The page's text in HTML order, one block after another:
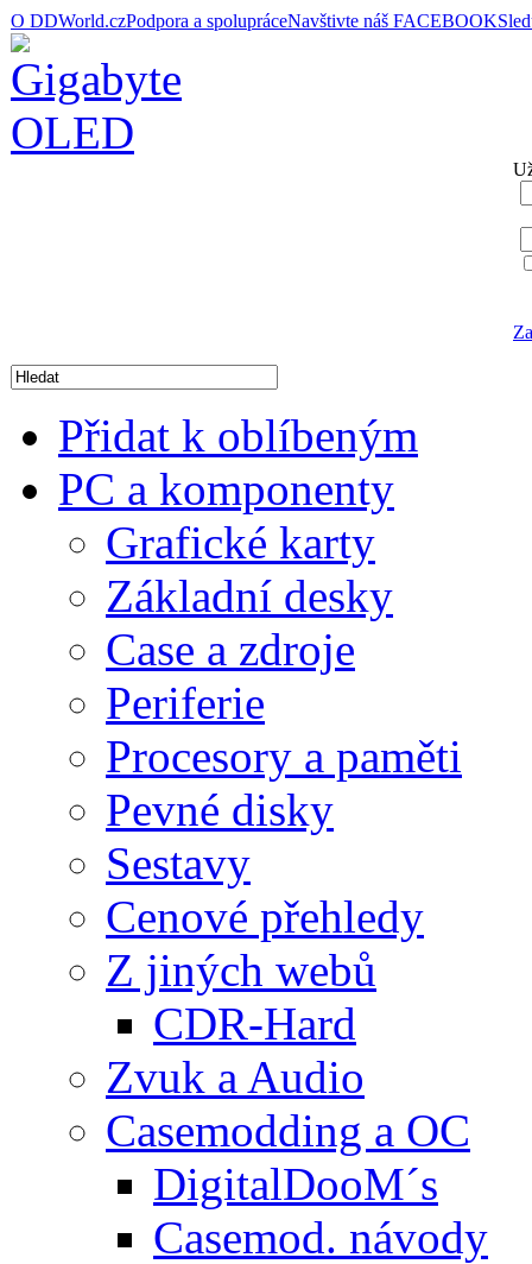
O DDWorld.czPodpora a spolupráceNavštivte náš FACEBOOK
Přidat k oblíbeným
PC a komponenty
Grafické karty
Základní desky
Case a zdroje
Periferie
Procesory a paměti
Pevné disky
Sestavy
Cenové přehledy
Z jiných webů
CDR-Hard
Zvuk a Audio
Casemodding a OC
DigitalDooM´s
Casemod. návody